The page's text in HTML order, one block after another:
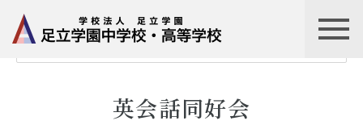
HOME スクールライフ クラブ活動一覧
英会話同好会